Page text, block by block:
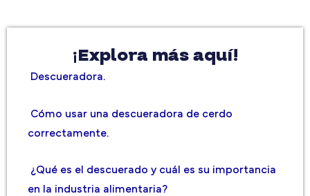
¡Explora más aquí!
Descueradora.
Cómo usar una descueradora de cerdo
correctamente.
¿Qué es el descuerado y cuál es su importancia
en la industria alimentaria?